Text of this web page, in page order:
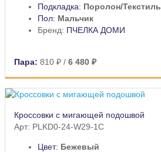
Подкладка: Поролон/Текстиль
Пол: Мальчик
Бренд: ПЧЕЛКА ДОМИ
Пара: 810 ₽ / 6 480 ₽
Кроссовки с мигающей подошвой
Арт: PLKD0-24-W29-1C
Цвет: Бежевый